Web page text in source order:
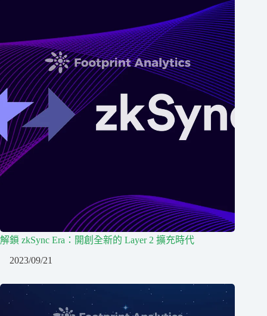
解鎖 zkSync Era：開創全新的 Layer 2 擴充時代
2023/09/21